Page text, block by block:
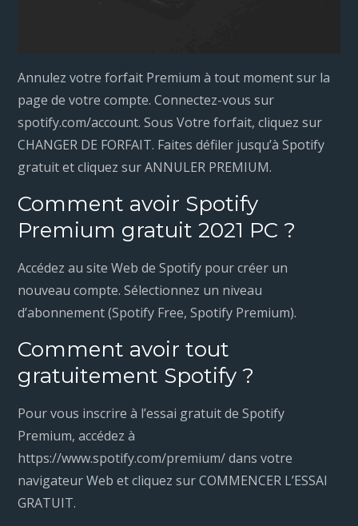
Annulez votre forfait Premium à tout moment sur la
page de votre compte. Connectez-vous sur
spotify.com/account. Sous Votre forfait, cliquez sur
CHANGER DE FORFAIT. Faites défiler jusqu’à Spotify
gratuit et cliquez sur ANNULER PREMIUM.
Comment avoir Spotify
Premium gratuit 2021 PC ?
Accédez au site Web de Spotify pour créer un
nouveau compte. Sélectionnez un niveau
d’abonnement (Spotify Free, Spotify Premium).
Comment avoir tout
gratuitement Spotify ?
Pour vous inscrire à l’essai gratuit de Spotify
Premium, accédez à
https://www.spotify.com/premium/ dans votre
navigateur Web et cliquez sur COMMENCER L’ESSAI
GRATUIT.